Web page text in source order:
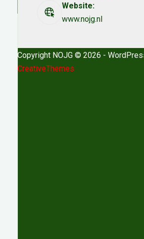
Website:
www.nojg.nl
Copyright NOJG © 2026 -
CreativeThemes